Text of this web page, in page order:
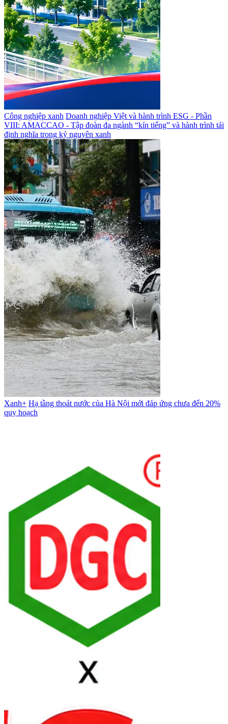
Công nghiệp xanh Doanh nghiệp Việt và hành trình ESG - Phần
VIII: AMACCAO - Tập đoàn đa ngành “kín tiếng” và hành trình tái
định nghĩa trong kỷ nguyên xanh
Xanh+ Hạ tầng thoát nước của Hà Nội mới đáp ứng chưa đến 20%
quy hoạch